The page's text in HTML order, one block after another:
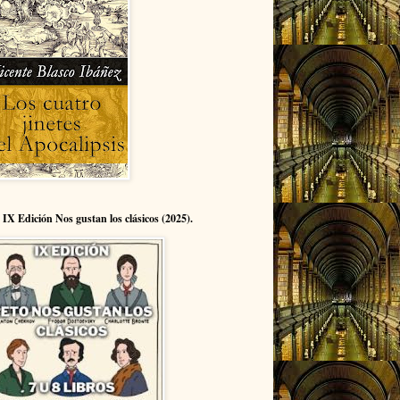
IX Edición Nos gustan los clásicos (2025).